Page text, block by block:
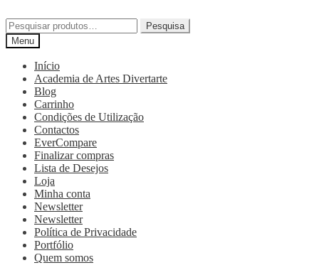
Pesquisa
Menu
Início
Academia de Artes Divertarte
Blog
Carrinho
Condições de Utilização
Contactos
EverCompare
Finalizar compras
Lista de Desejos
Loja
Minha conta
Newsletter
Newsletter
Política de Privacidade
Portfólio
Quem somos